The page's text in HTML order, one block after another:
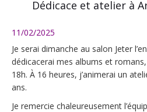
Dédicace et atelier à
11/02/2025
Je serai dimanche au salon Jeter
dédicacerai mes albums et
18h. À 16 heures, j’animerai un
ans.
Je remercie chaleureusement